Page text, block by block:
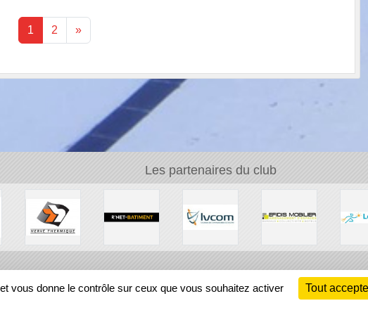
1 2 »
Les partenaires du club
vous donne le contrôle sur ceux que vous souhaitez activer Tout